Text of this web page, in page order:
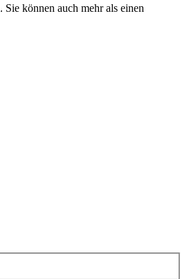
können auch mehr als einen